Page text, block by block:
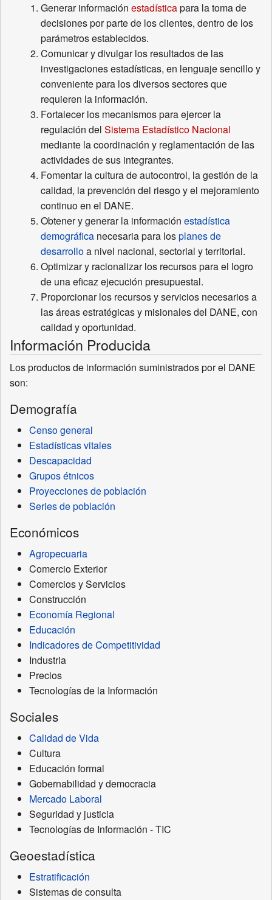
Generar informaciónestadísticapara la toma de
decisiones por parte de los clientes, dentro de los
parámetros establecidos.
Comunicar y divulgar los resultados de las
investigaciones estadísticas, en lenguaje sencillo y
conveniente para los diversos sectores que
requieren la información.
Fortalecer los mecanismos para ejercer la
regulación delSistema Estadístico Nacional
mediante la coordinación y reglamentación de las
actividades de sus integrantes.
Fomentar la cultura de autocontrol, la gestión de la
calidad, la prevención del riesgo y el mejoramiento
continuo en el DANE.
Obtener y generar la informaciónestadística
demográfica necesaria para losplanes de
desarrolloa nivel nacional, sectorial y territorial.
Optimizar y racionalizar los recursos para el logro
de una eficaz ejecución presupuestal.
Proporcionar los recursos y servicios necesarios a
las áreas estratégicas y misionales del DANE, con
calidad y oportunidad.
Información Producida
Los productos de información suministrados por el DANE
son:
Demografía
Censo general
Estadísticas vitales
Descapacidad
Grupos étnicos
Proyecciones de población
Series de población
Económicos
Agropecuaria
Comercio Exterior
Comercios y Servicios
Construcción
Economía Regional
Educación
Indicadores de Competitividad
Industria
Precios
Tecnologías de la Información
Sociales
Calidad de Vida
Cultura
Educación formal
Gobernabilidad y democracia
Mercado Laboral
Seguridad y justicia
Tecnologías de Información - TIC
Geoestadística
Estratificación
Sistemas de consulta